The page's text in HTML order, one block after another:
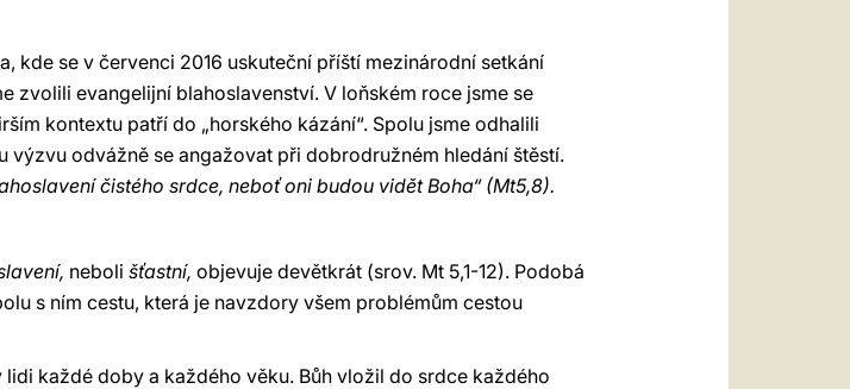
kde se v červenci 2016 uskuteční příští mezinárodní setkání
zvolili evangelijní blahoslavenství. V loňském roce jsme se
kontextu patří do „horského kázání“. Spolu jsme odhalili
odvážně se angažovat při dobrodružném hledání štěstí.
čistého srdce, neboť oni budou vidět Boha“ (Mt5,8).
neboli šťastní, objevuje devětkrát (srov. Mt 5,1-12). Podobá
s ním cestu, která je navzdory všem problémům cestou
každé doby a každého věku. Bůh vložil do srdce každého